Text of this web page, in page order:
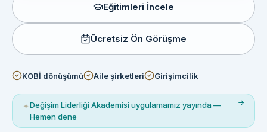
Eğitimleri İncele
Ücretsiz Ön Görüşme
KOBİ dönüşümü Aile şirketleri Girişimcilik
✦Değişim Liderliği Akademisi uygulamamız yayında —
Hemen dene